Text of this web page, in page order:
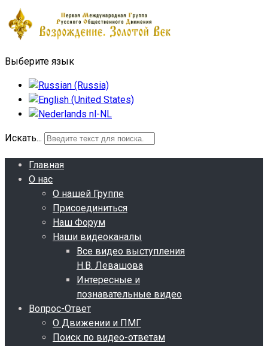
Выберите язык
Искать...
Главная
О нас
О нашей Группе
Присоединиться
Наш Форум
Наши видеоканалы
Все видео выступления
Н.В. Левашова
Интересные и
познавательные видео
Вопрос-Ответ
О Движении и ПМГ
Поиск по видео-ответам